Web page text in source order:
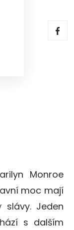
Monroe
moc mají
Jeden
s dalším